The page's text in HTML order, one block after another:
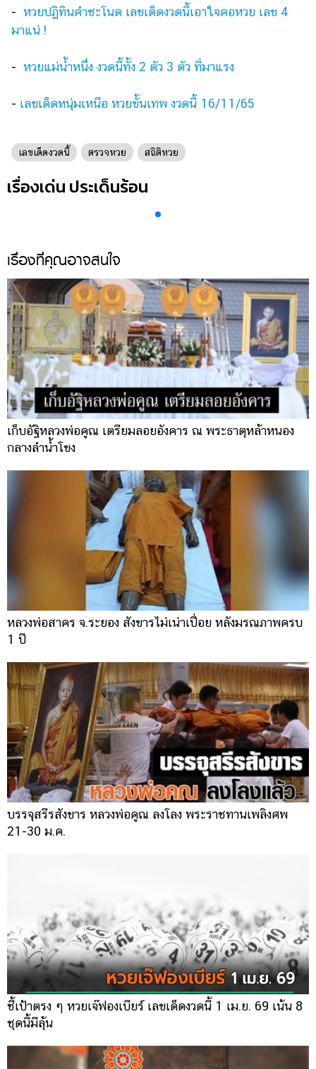
ออนไลน์
ติดต่อ
แจ้ง
กับ
เรา
- หวยปฏิทินคำชะโนด เลขเด็ดงวดนี้เอาใจคอหวย เลข 4
มาแน่ !
- หวยแม่น้ำหนึ่ง งวดนี้ทั้ง 2 ตัว 3 ตัว ที่มาแรง
- เลขเด็ดหนุ่มเหนือ หวยขั้นเทพ งวดนี้ 16/11/65
เลขเด็ดงวดนี้ ตรวจหวย สถิติหวย
เรื่องเด่น ประเด็นร้อน
เรื่องที่คุณอาจสนใจ
เก็บอัฐิหลวงพ่อคูณ เตรียมลอยอังคาร ณ พระธาตุหล้าหนอง
กลางลำน้ำโขง
หลวงพ่อสาคร จ.ระยอง สังขารไม่เน่าเปื่อย หลังมรณภาพครบ
1 ปี
บรรจุสรีรสังขาร หลวงพ่อคูณ ลงโลง พระราชทานเพลิงศพ
21-30 ม.ค.
ชี้เป้าตรง ๆ หวยเจ๊ฟองเบียร์ เลขเด็ดงวดนี้ 1 เม.ย. 69 เน้น 8
ชุดนี้มีลุ้น